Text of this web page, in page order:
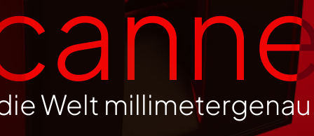
Welt